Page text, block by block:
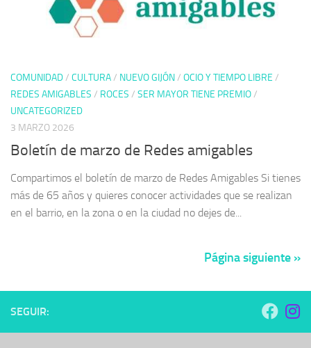
COMUNIDAD/ CULTURA/ NUEVO GIJÓN/ OCIO Y TIEMPO LIBRE /
REDES AMIGABLES / ROCES / SER MAYOR TIENE PREMIO/
UNCATEGORIZED
3 MARZO 2026
Boletín de marzo de Redes amigables
Compartimos el boletín de marzo de Redes Amigables Si tienes
más de 65 años y quieres conocer actividades que se realizan
en el barrio, en la zona o en la ciudad no dejes de...
Página siguiente »
SEGUIR: